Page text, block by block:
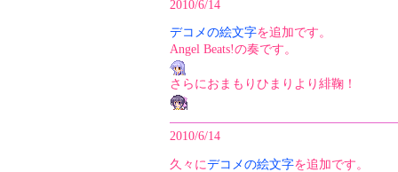
2010/6/14
デコメの絵文字を追加です。
Angel Beats!の奏です。
さらにおまもりひまりより緋鞠！
2010/6/14
久々にデコメの絵文字を追加です。